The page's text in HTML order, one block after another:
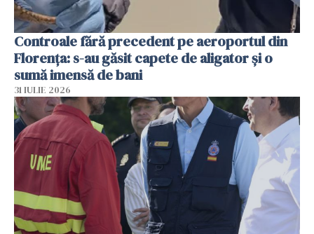
Controale fără precedent pe aeroportul din
Florența: s-au găsit capete de aligator și o
sumă imensă de bani
31 IULIE 2026